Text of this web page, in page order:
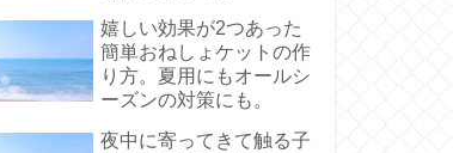
嬉しい効果が2つあった
簡単おねしょケットの作
り方。夏用にもオールシ
ーズンの対策にも。
夜中に寄ってきて触る子